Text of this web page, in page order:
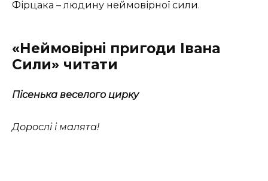
Фірцака – людину неймовірної сили.
«Неймовірні пригоди Івана
Сили» читати
Пісенька веселого цирку
Дорослі і малята!